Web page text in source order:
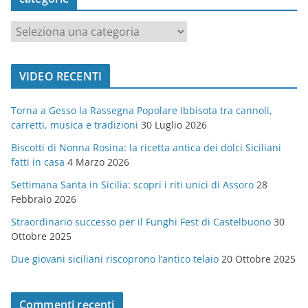
a
t
o
r
i
e
VIDEO RECENTI
Torna a Gesso la Rassegna Popolare Ibbisota tra cannoli,
carretti, musica e tradizioni 30 Luglio 2026
Biscotti di Nonna Rosina: la ricetta antica dei dolci Siciliani
fatti in casa 4 Marzo 2026
Settimana Santa in Sicilia: scopri i riti unici di Assoro 28
Febbraio 2026
Straordinario successo per il Funghi Fest di Castelbuono 30
Ottobre 2025
Due giovani siciliani riscoprono l’antico telaio 20 Ottobre 2025
Commenti recenti